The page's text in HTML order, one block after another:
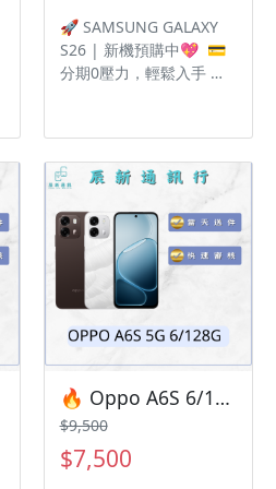
ID:@kjg6280d 大呼小叫
辰通訊行 雲林縣虎尾鎮林
森路二段200號 電話:05-
🚀 SAMSUNG GALAXY
S26 | 新機預購中💖 💳
分期0壓力，輕鬆入手 想
邊付款， 月付超輕鬆！
【商品名稱】SAMSUNG
GALAXY S26 【容量】
12/256G ‼️ 購買手機注意
事項 ‼️ • 有任何問題都歡
迎洽群官方LINE：
@kjg6280d • 七日鑑賞期
內，如商品有問題，請盡
速向我們告知並且協助處
理 • 全新品為原廠保固一
年，中古機店家保固15天
• 店家擁有隨時修改、變
更、暫停活動之權利 下單
前請先私訊和加LINE來幫
您安排快速審核及回報審
🔥 Oppo A6S 6/128G 有額度快速過件 🎯 想換新機？現在就是最佳時機！現貨當天審件當天過件即可以馬上寄出
$9,500
$7,500